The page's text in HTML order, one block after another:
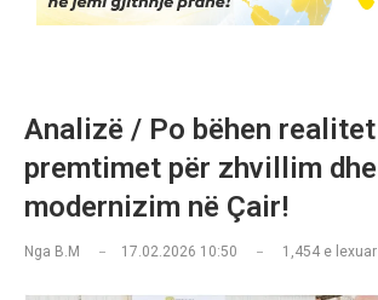
Analizë / Po bëhen realitet
premtimet për zhvillim dhe
modernizim në Çair!
Nga B.M 17.02.2026 10:50 1,454 e lexuar